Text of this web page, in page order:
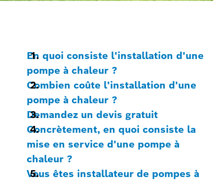
En quoi consiste l'installation d'une
pompe à chaleur ?
Combien coûte l'installation d'une
pompe à chaleur ?
Demandez un devis gratuit
Concrètement, en quoi consiste la
mise en service d'une pompe à
chaleur ?
Vous êtes installateur de pompes à